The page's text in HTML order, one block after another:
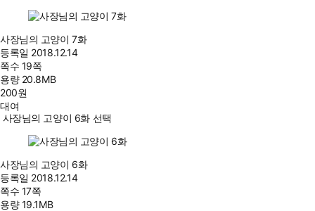
사장님의 고양이 7화
등록일 2018.12.14
쪽수 19쪽
용량 20.8MB
200원
대여
사장님의 고양이 6화 선택
사장님의 고양이 6화
등록일 2018.12.14
쪽수 17쪽
용량19.1MB